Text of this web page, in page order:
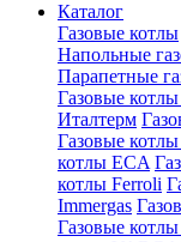
Каталог
Газовые котлы
Напольные
Парапетные
Газовые
Италтерм
Газовые
котлы ECA
котлы Ferroli
Immergas
Газовые